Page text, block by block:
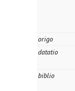
origo
datatio
biblio